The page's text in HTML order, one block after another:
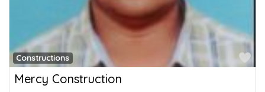
Constructions
Mercy Construction